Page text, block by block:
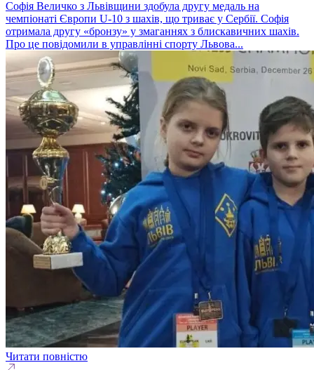
Софія Величко з Львівщини здобула другу медаль на
чемпіонаті Європи U-10 з шахів, що триває у Сербії. Софія
отримала другу «бронзу» у змаганнях з блискавичних шахів.
Про це повідомили в управлінні спорту Львова...
Читати повністю